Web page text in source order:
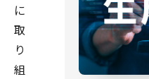
に
取
り
組